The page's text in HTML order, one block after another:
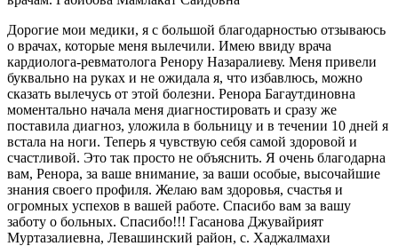
Дорогие мои медики, я с большой благодарностью отзываюсь
о врачах, которые меня вылечили. Имею ввиду врача
кардиолога-ревматолога Ренору Назаралиеву. Меня привели
буквально на руках и не ожидала я, что избавлюсь, можно
сказать вылечусь от этой болезни. Ренора Багаутдиновна
моментально начала меня диагностировать и сразу же
поставила диагноз, уложила в больницу и в течении 10 дней я
встала на ноги. Теперь я чувствую себя самой здоровой и
счастливой. Это так просто не объяснить. Я очень благодарна
вам, Ренора, за ваше внимание, за ваши особые, высочайшие
знания своего профиля. Желаю вам здоровья, счастья и
огромных успехов в вашей работе. Спасибо вам за вашу
заботу о больных. Спасибо!!! Гасанова Джувайрият
Муртазалиевна, Левашинский район, с. Хаджалмахи